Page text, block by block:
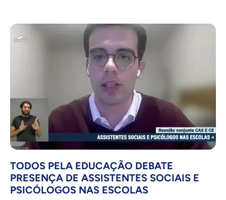
TODOS PELA EDUCAÇÃO DEBATE
PRESENÇA DE ASSISTENTES SOCIAIS E
PSICÓLOGOS NAS ESCOLAS